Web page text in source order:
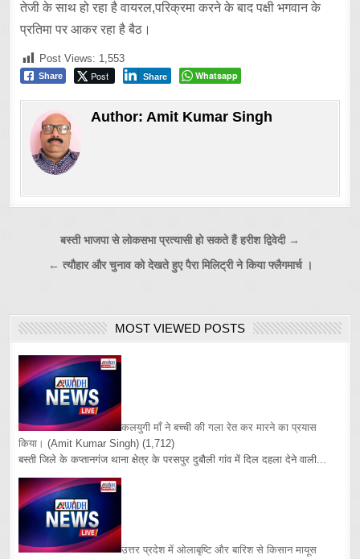
तेजी के साथ हो रहा है वायरल,परिक्रमा करने के बाद पक्षी भगवान के
प्रतिमा पर आकर रहा है बैठ।
Post Views: 1,553
Share Post Share Whatsapp
Author:Amit Kumar Singh
navigation
बस्ती भाजपा से लोकसभा प्रत्यासी हो सकते हैं हरीश द्विवेदी →
← त्यौहार और चुनाव को देखते हुए पैरा मिलिट्री ने किया फ्लैगमार्च ।
MOST VIEWED POSTS
कलयुगी माँ ने बच्ची की गला रेत कर मारने का प्रयास
किया। (Amit Kumar Singh) (1,712)
बस्ती जिले के कप्तानगंज थाना क्षेत्र के परसपुर दुबौली गांव में दिल दहला देने वाली...
उत्तर प्रदेश में ओलाबृष्टि और बारिश से किसान मायूस